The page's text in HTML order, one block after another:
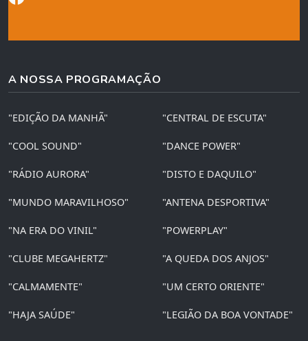
A NOSSA PROGRAMAÇÃO
"EDIÇÃO DA MANHÃ" "CENTRAL DE ESCUTA"
"COOL SOUND" "DANCE POWER"
"RÁDIO AURORA" "DISTO E DAQUILO"
"MUNDO MARAVILHOSO" "ANTENA DESPORTIVA"
"NA ERA DO VINIL" "POWERPLAY"
"CLUBE MEGAHERTZ" "A QUEDA DOS ANJOS"
"CALMAMENTE" "UM CERTO ORIENTE"
"HAJA SAÚDE" "LEGIÃO DA BOA VONTADE"